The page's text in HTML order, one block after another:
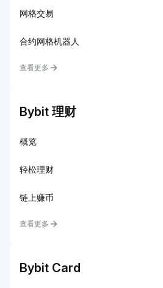
网格交易
合约网格机器人
查看更多
Bybit 理财
概览
轻松理财
链上赚币
查看更多
Bybit Card